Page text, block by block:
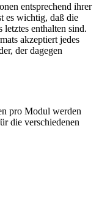
entsprechend ihrer
es wichtig, daß die
letztes enthalten sind.
akzeptiert jedes
der dagegen
pro Modul werden
die verschiedenen